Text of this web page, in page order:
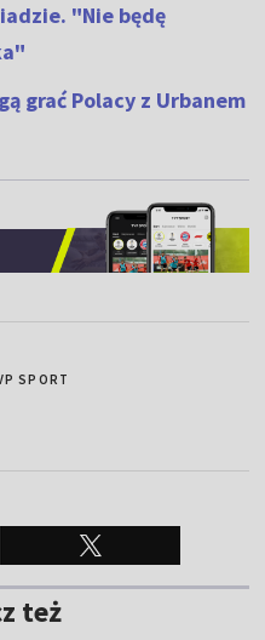
"Nie będę
grać Polacy z Urbanem
SPORT
też